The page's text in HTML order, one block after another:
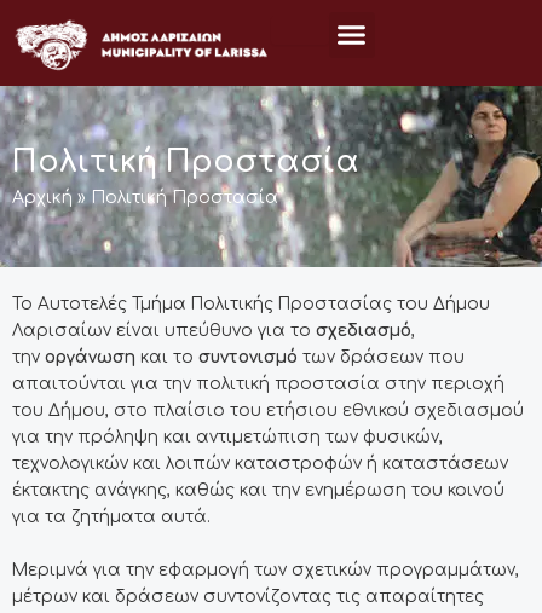
στο
περιεχόμενο
Πολιτική Προστασία
Αρχική » Πολιτική Προστασία
Το Αυτοτελές Τμήμα Πολιτικής Προστασίας του Δήμου
Λαρισαίων είναι υπεύθυνο για το σχεδιασμό,
την οργάνωση και το συντονισμό των δράσεων που
απαιτούνται για την πολιτική προστασία στην περιοχή
του Δήμου, στο πλαίσιο του ετήσιου εθνικού σχεδιασμού
για την πρόληψη και αντιμετώπιση των φυσικών,
τεχνολογικών και λοιπών καταστροφών ή καταστάσεων
έκτακτης ανάγκης, καθώς και την ενημέρωση του κοινού
για τα ζητήματα αυτά.
Μεριμνά για την εφαρμογή των σχετικών προγραμμάτων,
μέτρων και δράσεων συντονίζοντας τις απαραίτητες